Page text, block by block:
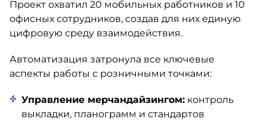
Проект охватил 20 мобильных работников и 10
офисных сотрудников, создав для них единую
цифровую среду взаимодействия.
Автоматизация затронула все ключевые
аспекты работы с розничными точками:
Управление мерчандайзингом: контроль
выкладки, планограмм и стандартов